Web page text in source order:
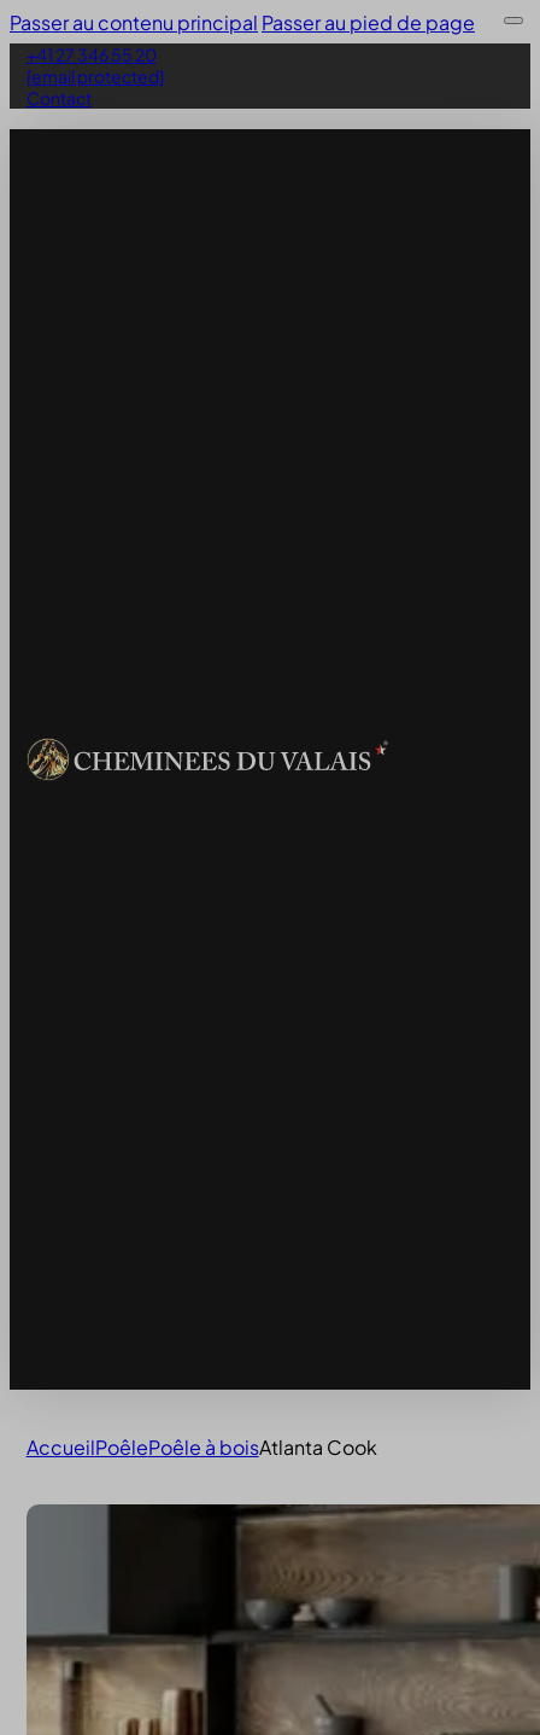
Passer au contenu principal Passer au pied de page
+41 27 346 55 20
[email protected]
Contact
AccueilPoêlePoêle à boisAtlanta Cook